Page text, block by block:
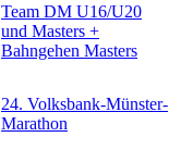
Team DM U16/U20
und Masters +
Bahngehen Masters
24. Volksbank-Münster-
Marathon